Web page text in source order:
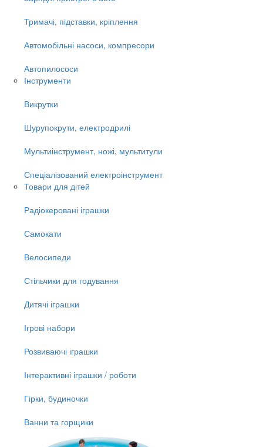
Тримачі, підставки, кріплення
Автомобільні насоси, компресори
Автопилососи
Інструменти
Викрутки
Шурупокрути, електродрилі
Мультиінструмент, ножі, мультитули
Спеціалізований електроінструмент
Товари для дітей
Радіокеровані іграшки
Самокати
Велосипеди
Стільчики для годування
Дитячі іграшки
Ігрові набори
Розвиваючі іграшки
Інтерактивні іграшки / роботи
Гірки, будиночки
Ванни та горщики